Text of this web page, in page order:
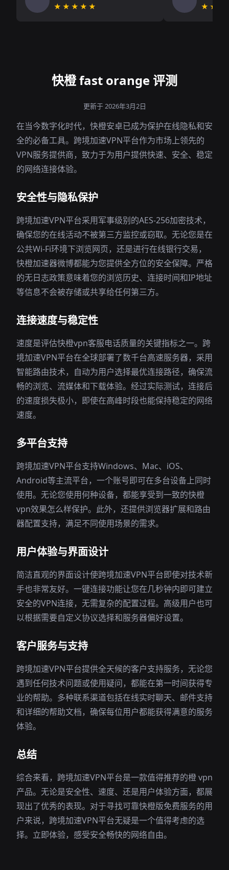
★★★★★
快橙 fast orange 评测
更新于 2026年3月2日
在当今数字化时代，快橙安卓已成为保护在线隐私和安
全的必备工具。跨境加速VPN平台作为市场上领先的
VPN服务提供商，致力于为用户提供快速、安全、稳定
的网络连接体验。
安全性与隐私保护
跨境加速VPN平台采用军事级别的AES-256加密技术，
确保您的在线活动不被第三方监控或窃取。无论您是在
公共Wi-Fi环境下浏览网页，还是进行在线银行交易，
快橙加速器微博都能为您提供全方位的安全保障。严格
的无日志政策意味着您的浏览历史、连接时间和IP地址
等信息不会被存储或共享给任何第三方。
连接速度与稳定性
速度是评估快橙vpn客服电话质量的关键指标之一。跨
境加速VPN平台在全球部署了数千台高速服务器，采用
智能路由技术，自动为用户选择最优连接路径，确保流
畅的浏览、流媒体和下载体验。经过实际测试，连接后
的速度损失极小，即使在高峰时段也能保持稳定的网络
速度。
多平台支持
跨境加速VPN平台支持Windows、Mac、iOS、
Android等主流平台，一个账号即可在多台设备上同时
使用。无论您使用何种设备，都能享受到一致的快橙
vpn效果怎么样保护。此外，还提供浏览器扩展和路由
器配置支持，满足不同使用场景的需求。
用户体验与界面设计
简洁直观的界面设计使跨境加速VPN平台即使对技术新
手也非常友好。一键连接功能让您在几秒钟内即可建立
安全的VPN连接，无需复杂的配置过程。高级用户也可
以根据需要自定义协议选择和服务器偏好设置。
客户服务与支持
跨境加速VPN平台提供全天候的客户支持服务，无论您
遇到任何技术问题或使用疑问，都能在第一时间获得专
业的帮助。多种联系渠道包括在线实时聊天、邮件支持
和详细的帮助文档，确保每位用户都能获得满意的服务
体验。
总结
综合来看，跨境加速VPN平台是一款值得推荐的橙 vpn
产品。无论是安全性、速度、还是用户体验方面，都展
现出了优秀的表现。对于寻找可靠快橙版免费服务的用
户来说，跨境加速VPN平台无疑是一个值得考虑的选
择。立即体验，感受安全畅快的网络自由。